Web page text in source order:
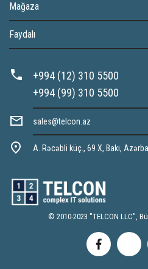
Mağaza
Faydalı
+994 (12) 310 5500
+994 (99) 310 5500
sales@telcon.az
A. Rəcəbli küç., 69 X, Bakı,
© 2010-2023 "TELCON LLC",